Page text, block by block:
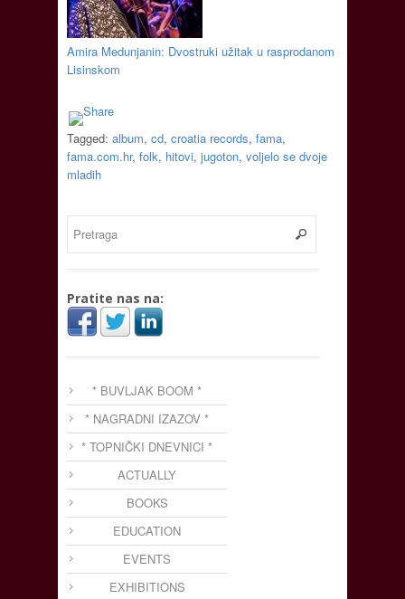
Amira Medunjanin: Dvostruki užitak u rasprodanom
Lisinskom
Tagged: album, cd, croatia records, fama,
fama.com.hr, folk, hitovi, jugoton, voljelo se dvoje
mladih
Pratite nas na:
* BUVLJAK BOOM *
* NAGRADNI IZAZOV *
* TOPNIČKI DNEVNICI *
ACTUALLY
BOOKS
EDUCATION
EVENTS
EXHIBITIONS